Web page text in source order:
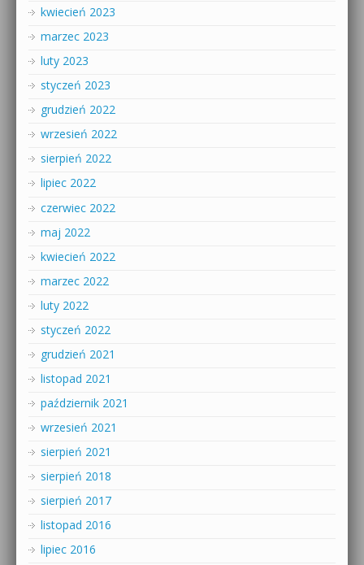
kwiecień 2023
marzec 2023
luty 2023
styczeń 2023
grudzień 2022
wrzesień 2022
sierpień 2022
lipiec 2022
czerwiec 2022
maj 2022
kwiecień 2022
marzec 2022
luty 2022
styczeń 2022
grudzień 2021
listopad 2021
październik 2021
wrzesień 2021
sierpień 2021
sierpień 2018
sierpień 2017
listopad 2016
lipiec 2016